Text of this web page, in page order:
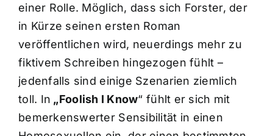
einer Rolle. Möglich, dass sich Forster, der
in Kürze seinen ersten Roman
veröffentlichen wird, neuerdings mehr zu
fiktivem Schreiben hingezogen fühlt –
jedenfalls sind einige Szenarien ziemlich
toll. In „Foolish I Know“ fühlt er sich mit
bemerkenswerter Sensibilität in einen